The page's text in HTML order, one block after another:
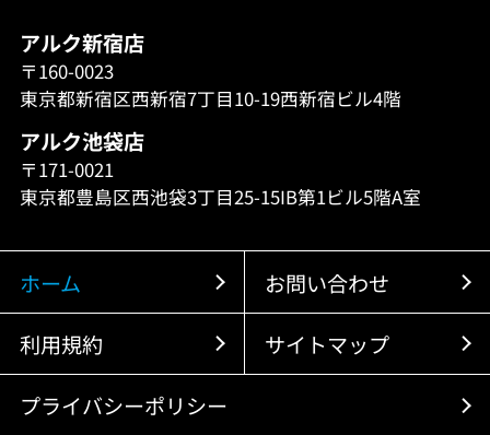
アルク新宿店
〒160-0023
東京都新宿区西新宿7丁目10-19西新宿ビル4階
アルク池袋店
〒171-0021
東京都豊島区西池袋3丁目25-15IB第1ビル5階A室
ホーム お問い合わせ
利用規約 サイトマップ
プライバシーポリシー